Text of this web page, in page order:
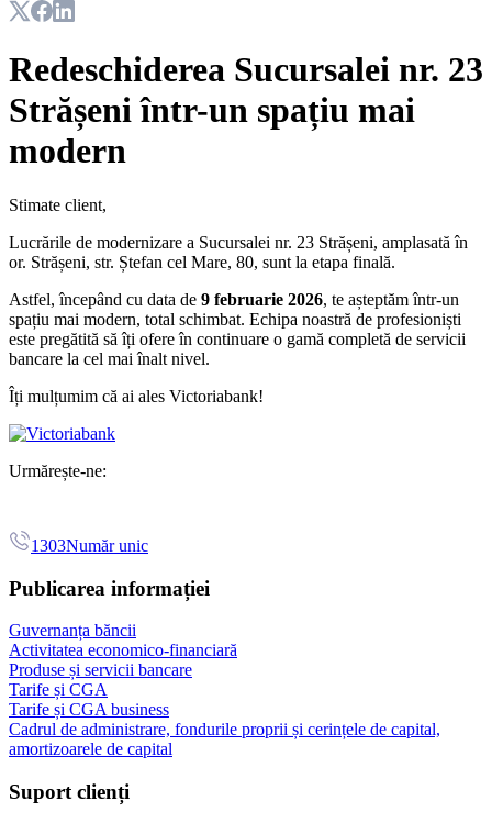
Redeschiderea Sucursalei nr. 23
Strășeni într-un spațiu mai
modern
Stimate client,
Lucrările de modernizare a Sucursalei nr. 23 Strășeni, amplasată în
or. Strășeni, str. Ștefan cel Mare, 80, sunt la etapa finală.
Astfel, începând cu data de 9 februarie 2026, te așteptăm într-un
spațiu mai modern, total schimbat. Echipa noastră de profesioniști
este pregătită să îți ofere în continuare o gamă completă de servicii
bancare la cel mai înalt nivel.
Îți mulțumim că ai ales Victoriabank!
Urmărește-ne:
1303Număr unic
Publicarea informației
Guvernanța băncii
Activitatea economico-financiară
Produse și servicii bancare
Tarife și CGA
Tarife și CGA business
Cadrul de administrare, fondurile proprii și cerințele de capital,
amortizoarele de capital
Suport clienți